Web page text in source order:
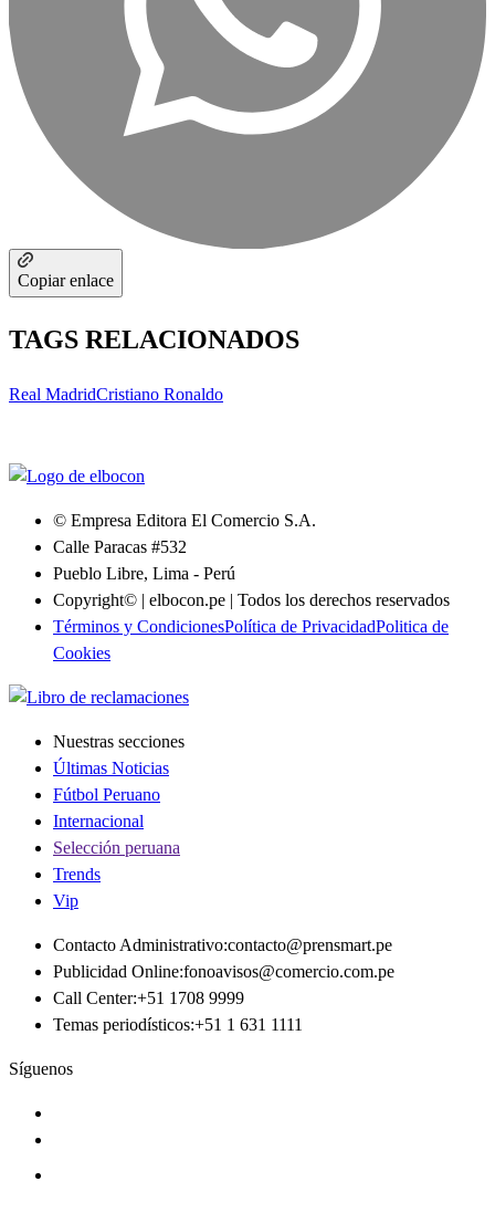
Copiar enlace
TAGS RELACIONADOS
Real MadridCristiano Ronaldo
© Empresa Editora El Comercio S.A.
Calle Paracas #532
Pueblo Libre, Lima - Perú
Copyright© | elbocon.pe | Todos los derechos reservados
Términos y CondicionesPolítica de PrivacidadPolitica de
Cookies
Nuestras secciones
Últimas Noticias
Fútbol Peruano
Internacional
Selección peruana
Trends
Vip
Contacto Administrativo:contacto@prensmart.pe
Publicidad Online:fonoavisos@comercio.com.pe
Call Center:+51 1708 9999
Temas periodísticos:+51 1 631 1111
Síguenos